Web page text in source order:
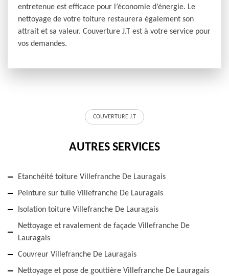
entretenue est efficace pour l’économie d’énergie. Le
nettoyage de votre toiture restaurera également son
attrait et sa valeur. Couverture J.T est à votre service pour
vos demandes.
COUVERTURE J.T
AUTRES SERVICES
Etanchéité toiture Villefranche De Lauragais
Peinture sur tuile Villefranche De Lauragais
Isolation toiture Villefranche De Lauragais
Nettoyage et ravalement de façade Villefranche De
Lauragais
Couvreur Villefranche De Lauragais
Nettoyage et pose de gouttière Villefranche De Lauragais